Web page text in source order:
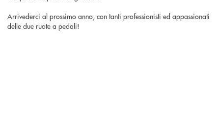
Arrivederci al prossimo anno, con tanti professionisti ed appassionati
delle due ruote a pedali!